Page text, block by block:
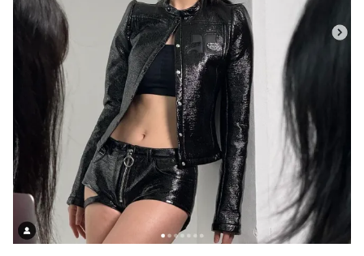
VTV9 VTV8
Liên hệ tòa soạn English
THỜI BÁO VTV
Theo dõi báo trên